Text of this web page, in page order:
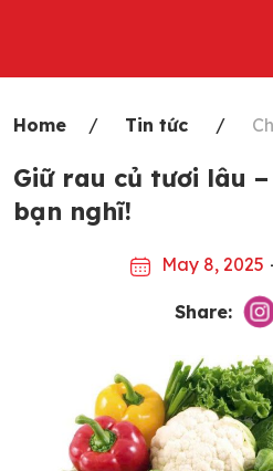
Home Tin tức
Giữ rau củ tươi lâu
bạn nghĩ!
May 8, 2025
Share: